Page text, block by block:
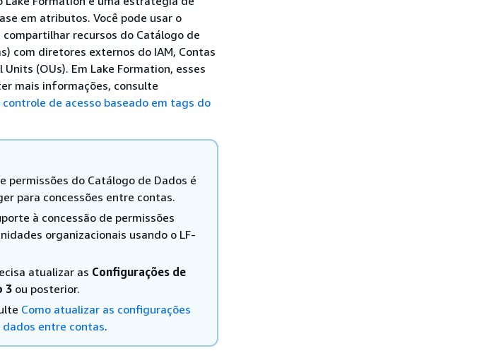
em atributos. Você pode usar o
recursos do Catálogo de
com diretores externos do IAM, Contas
(OUs). Em Lake Formation, esses
mais informações, consulte
de acesso baseado em tags do
permissões do Catálogo de Dados é
para concessões entre contas.
à concessão de permissões
organizacionais usando o LF-
atualizar as Configurações de
3 ou posterior.
Como atualizar as configurações
entre contas.